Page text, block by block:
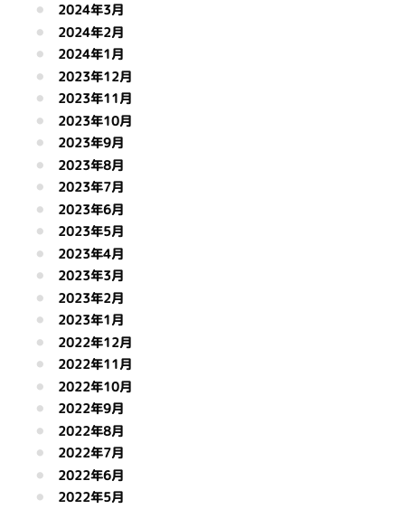
2024年3月
2024年2月
2024年1月
2023年12月
2023年11月
2023年10月
2023年9月
2023年8月
2023年7月
2023年6月
2023年5月
2023年4月
2023年3月
2023年2月
2023年1月
2022年12月
2022年11月
2022年10月
2022年9月
2022年8月
2022年7月
2022年6月
2022年5月